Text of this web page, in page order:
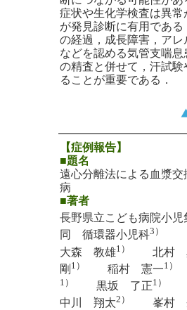
症状や生化学検査は異
が発見診断に有用であ
の経過，成長障害，ア
などを認める気管支喘
の精査と併せて，汗試
ることが重要である．
【症例報告】
■題名
遠心分離法による血漿
病
■著者
長野県立こども病院小児
同 循環器小児科3）
大森 教雄1）
北村
剛 1） 稲村 憲一1）
1） 黒坂 了正1）
中川 翔太2）
峯村